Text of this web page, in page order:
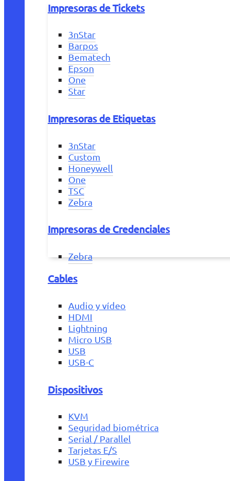
Impresoras de Tickets
3nStar
Barpos
Bematech
Epson
One
Star
Impresoras de Etiquetas
3nStar
Custom
Honeywell
One
TSC
Zebra
Impresoras de Credenciales
Zebra
Cables
Audio y vídeo
HDMI
Lightning
Micro USB
USB
USB-C
Dispositivos
KVM
Seguridad biométrica
Serial / Parallel
Tarjetas E/S
USB y Firewire